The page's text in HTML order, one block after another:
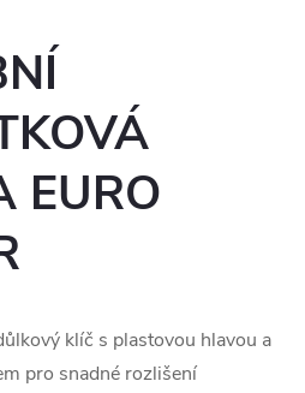
EURO
klíč s plastovou hlavou a
pro snadné rozlišení